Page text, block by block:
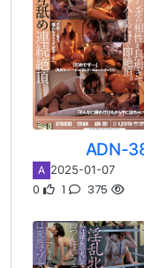
ADN-
A 2025-01-07
0 1 375